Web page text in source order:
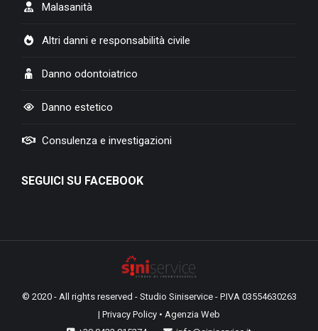
Malasanità
Altri danni e responsabilità civile
Danno odontoiatrico
Danno estetico
Consulenza e investigazioni
SEGUICI SU FACEBOOK
© 2020 - All rights reserved - Studio Siniservice - P.IVA 03554630263
| Privacy Policy • Agenzia Web